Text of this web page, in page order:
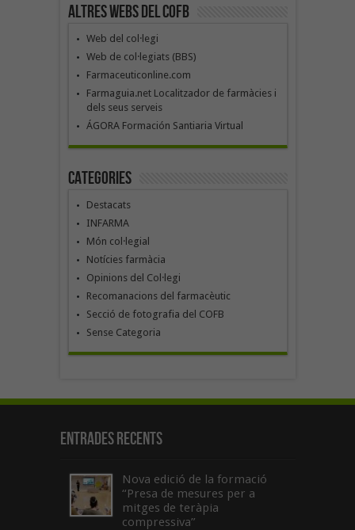
Altres webs del COFB
Web del col·legi
Web de col·legiats (BBS)
Farmaceuticonline.com
Farmaguia.net Localitzador de farmàcies i
dels seus serveis
ÁGORA Formación Santiaria Virtual
Categories
Destacats
INFARMA
Món col·legial
Notícies farmàcia
Opinions del Col·legi
Recomanacions del farmacèutic
Secció de fotografia del COFB
Sense Categoria
Entrades recents
Nova edició de la formació
“Presa de mesures per a
mitges de teràpia
compressiva”